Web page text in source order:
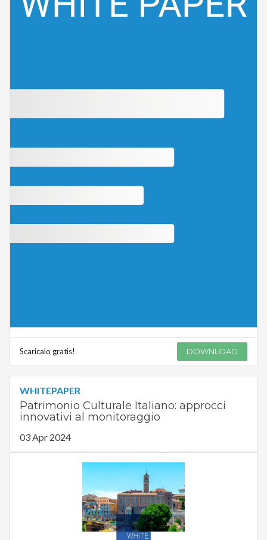
Scaricalo gratis! DOWNLOAD
WHITEPAPER
Patrimonio Culturale Italiano: approcci
innovativi al monitoraggio
03 Apr 2024